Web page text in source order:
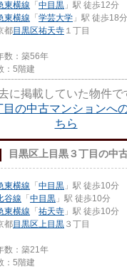
東横線 「中目黒 」駅 徒歩12分
東横線 「学芸大学 」駅 徒歩18分
都目黒区祐天寺 １丁目
数：築56年
：5階建
に掲載していた物件で
目の中古マンションへ
ちら
目黒区上目黒３丁目の中
東横線 「中目黒 」駅 徒歩10分
谷線 「中目黒 」駅 徒歩10分
東横線 「祐天寺 」駅 徒歩10分
都目黒区 上目黒 ３丁目
数：築21年
：5階建